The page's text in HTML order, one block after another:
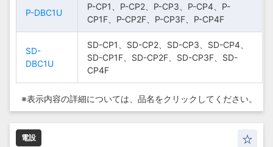
CP4F
P-DBC1U
P-CP1、P-CP2、P-
CP3、P-CP4、P-
CP1F、P-CP2F、P-
CP3F、P-CP4F
DBC1U
SD-CP1、SD-
P-DBC1U
P-CP1、P-CP2、P-CP3、P-CP4、P-
CP1F、P-CP2F、P-CP3F、P-CP4F
SD-
DBC1U
SD-CP1、SD-CP2、SD-CP3、SD-CP4、
SD-CP1F、SD-CP2F、SD-CP3F、SD-
CP4F
CP4F
P-DBC1U
P-CP1、P-CP2、P-
CP3、P-CP4、P-
CP1F、P-CP2F、P-
CP3F、P-CP4F
DBC1U
SD-CP1、SD-
P-DBC1U
P-CP1、P-CP2、P-CP3、P-CP4、P-
CP1F、P-CP2F、P-CP3F、P-CP4F
SD-
DBC1U
SD-CP1、SD-CP2、SD-CP3、SD-CP4、
SD-CP1F、SD-CP2F、SD-CP3F、SD-
CP4F
※表示内容の詳細については、 品名をクリックしてください。
電設